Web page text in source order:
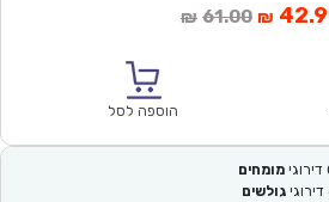
₪ 61.00המחיר
₪
הוספה לסל
דירוגי מומחים
דירוגי גולשים